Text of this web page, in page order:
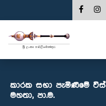
කාරක සභා පැමිණීමේ
මහතා, පා.ම.